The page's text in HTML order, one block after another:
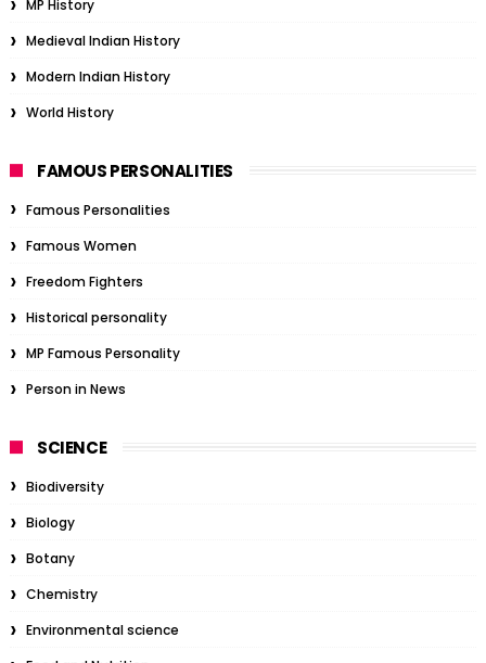
MP History
Medieval Indian History
Modern Indian History
World History
FAMOUS PERSONALITIES
Famous Personalities
Famous Women
Freedom Fighters
Historical personality
MP Famous Personality
Person in News
SCIENCE
Biodiversity
Biology
Botany
Chemistry
Environmental science